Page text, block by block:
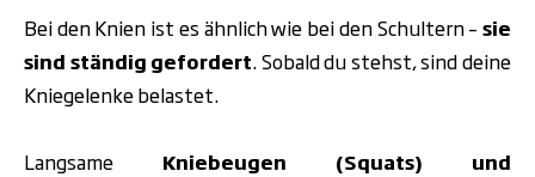
Bei den Knien ist es ähnlich wie bei den Schultern – sie
sind ständig gefordert. Sobald du stehst, sind deine
Kniegelenke belastet.
Langsame Kniebeugen (Squats) und